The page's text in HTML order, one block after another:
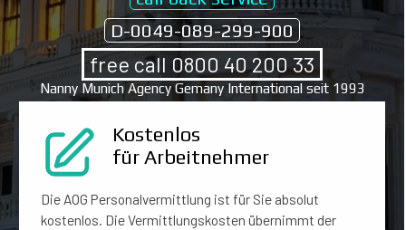
D-0049-089-299-900
free call 0800 40 200 33
Nanny Munich Agency Gemany International seit 1993
Kostenlos
für Arbeitnehmer
Die AOG Personalvermittlung ist für Sie absolut
kostenlos. Die Vermittlungskosten übernimmt der